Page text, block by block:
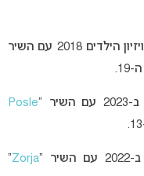
ייצגה את סרביה באירוויזיון הילדים 2018 עם השיר
“
Posle
“
Zorja
”